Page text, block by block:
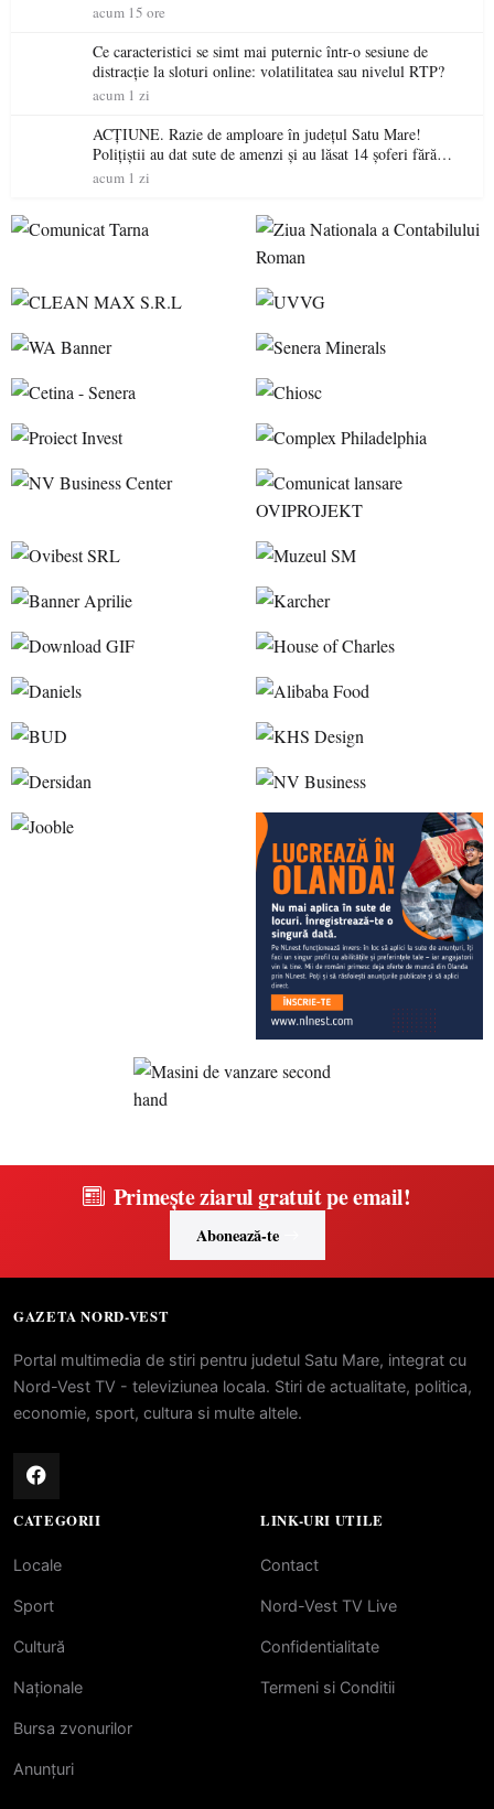
acum 15 ore
Ce caracteristici se simt mai puternic într-o sesiune de
distracție la sloturi online: volatilitatea sau nivelul RTP?
acum 1 zi
ACȚIUNE. Razie de amploare în județul Satu Mare!
Polițiștii au dat sute de amenzi și au lăsat 14 șoferi fără
permis într-o singură zi
acum 1 zi
Primește ziarul gratuit pe email!
Abonează-te
GAZETA NORD-VEST
Portal multimedia de stiri pentru judetul Satu Mare, integrat cu
Nord-Vest TV - televiziunea locala. Stiri de actualitate, politica,
economie, sport, cultura si multe altele.
CATEGORII
Locale
Sport
Cultură
Naționale
Bursa zvonurilor
Anunțuri
LINK-URI UTILE
Contact
Nord-Vest TV Live
Confidentialitate
Termeni si Conditii